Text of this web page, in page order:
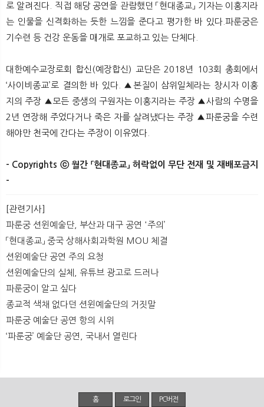
로 알려진다. 직접 해당 공연을 관람했던 「현대종교」 기자는 이홍지라
는 인물을 신격화하는 듯한 느낌을 준다고 평가한 바 있다.파룬궁은
기수련 등 건강 운동을 매개로 포교하고 있는 단체다.
대한예수교장로회 합신(예장합신) 교단은 2018년 103회 총회에서
‘사이비종교’로 결의한 바 있다. ▲본질이 삼위일체라는 창시자 이홍
지의 주장 ▲모든 중생의 구원자는 이홍지라는 주장 ▲사람의 수명을
2년 연장해 주었다거나 죽은 자를 살려냈다는 주장 ▲파룬궁을 수련
해야만 천국에 간다는 주장이 이유였다.
- Copyrights ⓒ 월간 「현대종교」 허락없이 무단 전재 및 재배포금지
-​
[관련기사]
파룬궁 션윈예술단, 부산과 대구 공연 '주의’
「현대종교」 중국 상해사회과학원 MOU 체결
션윈예술단 공연 주의 요청
션윈예술단의 실체, 유튜브 광고로 드러나
파룬궁이 알고 싶다
종교적 색채 없다던 션윈예술단의 거짓말
파룬궁 예술단 공연 항의 시위
‘파룬궁’ 예술단 공연, 국내서 열린다
홈 로그인 PC버전